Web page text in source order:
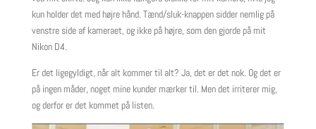
kun holder det med højre hånd. Tænd/sluk-knappen sidder nemlig på
venstre side af kameraet, og ikke på højre, som den gjorde på mit
Nikon D4.
Er det ligegyldigt, når alt kommer til alt? Ja, det er det nok. Og det er
på ingen måder, noget mine kunder mærker til. Men det irriterer mig,
og derfor er det kommet på listen.